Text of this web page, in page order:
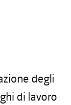
degli
di lavoro